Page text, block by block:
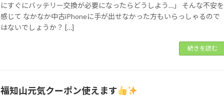
にすぐにバッテリー交換が必要になったらどうしよう…」 そんな不安を
感じて なかなか中古iPhoneに手が出せなかった方もいらっしゃるので
はないでしょうか？ […]
続きを読む
福知山元気クーポン使えます